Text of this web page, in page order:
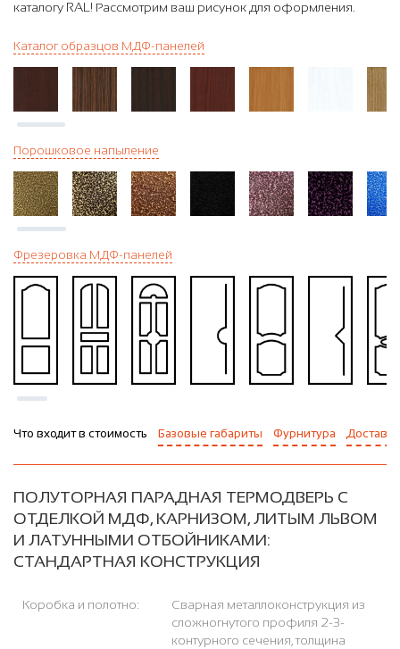
каталогу RAL! Рассмотрим ваш рисунок для оформления.
Каталог образцов МДФ-панелей
Порошковое напыление
Фрезеровка МДФ-панелей
Что входит в стоимость Базовые габариты Фурнитура Доставка
ПОЛУТОРНАЯ ПАРАДНАЯ ТЕРМОДВЕРЬ С
ОТДЕЛКОЙ МДФ, КАРНИЗОМ, ЛИТЫМ ЛЬВОМ
И ЛАТУННЫМИ ОТБОЙНИКАМИ:
СТАНДАРТНАЯ КОНСТРУКЦИЯ
Коробка и полотно:
Сварная металлоконструкция из
сложногнутого профиля 2-3-
контурного сечения, толщина